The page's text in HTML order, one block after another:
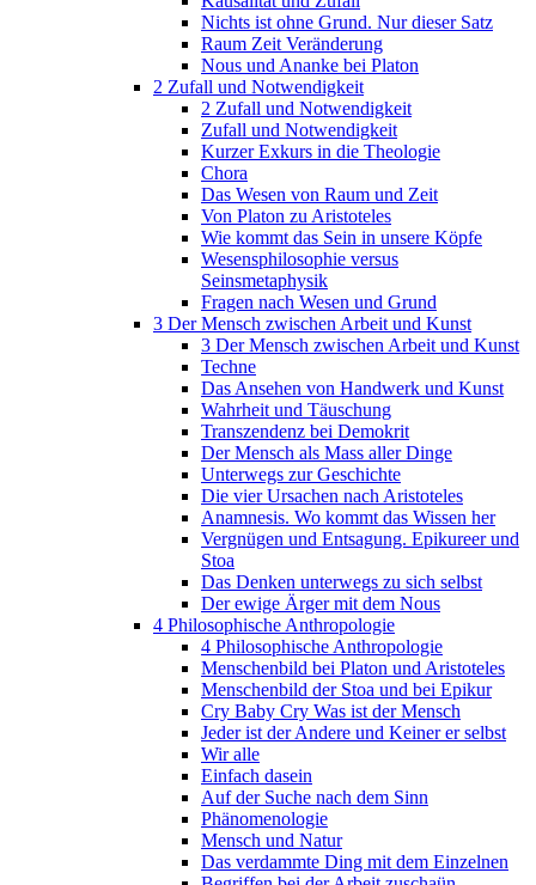
Nichts ist ohne Grund. Nur dieser Satz
Raum Zeit Veränderung
Nous und Ananke bei Platon
2 Zufall und Notwendigkeit
2 Zufall und Notwendigkeit
Zufall und Notwendigkeit
Kurzer Exkurs in die Theologie
Chora
Das Wesen von Raum und Zeit
Von Platon zu Aristoteles
Wie kommt das Sein in unsere Köpfe
Wesensphilosophie versus
Seinsmetaphysik
Fragen nach Wesen und Grund
3 Der Mensch zwischen Arbeit und Kunst
3 Der Mensch zwischen Arbeit und Kunst
Techne
Das Ansehen von Handwerk und Kunst
Wahrheit und Täuschung
Transzendenz bei Demokrit
Der Mensch als Mass aller Dinge
Unterwegs zur Geschichte
Die vier Ursachen nach Aristoteles
Anamnesis. Wo kommt das Wissen her
Vergnügen und Entsagung. Epikureer und
Stoa
Das Denken unterwegs zu sich selbst
Der ewige Ärger mit dem Nous
4 Philosophische Anthropologie
4 Philosophische Anthropologie
Menschenbild bei Platon und Aristoteles
Menschenbild der Stoa und bei Epikur
Cry Baby Cry Was ist der Mensch
Jeder ist der Andere und Keiner er selbst
Wir alle
Einfach dasein
Auf der Suche nach dem Sinn
Phänomenologie
Mensch und Natur
Das verdammte Ding mit dem Einzelnen